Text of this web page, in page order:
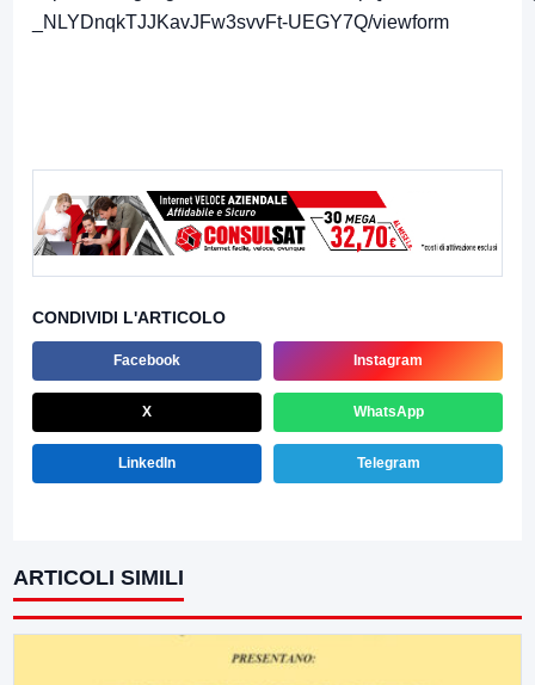
_NLYDnqkTJJKavJFw3svvFt-UEGY7Q/viewform
CONDIVIDI L'ARTICOLO
Facebook Instagram
X WhatsApp
LinkedIn Telegram
ARTICOLI SIMILI